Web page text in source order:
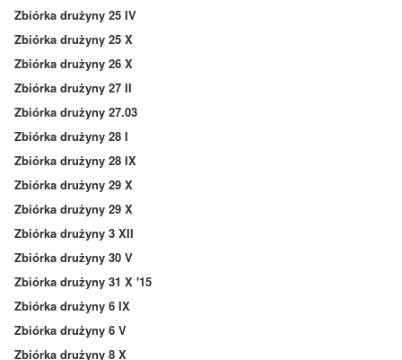
Zbiórka drużyny 25 IV
Zbiórka drużyny 25 X
Zbiórka drużyny 26 X
Zbiórka drużyny 27 II
Zbiórka drużyny 27.03
Zbiórka drużyny 28 I
Zbiórka drużyny 28 IX
Zbiórka drużyny 29 X
Zbiórka drużyny 29 X
Zbiórka drużyny 3 XII
Zbiórka drużyny 30 V
Zbiórka drużyny 31 X '15
Zbiórka drużyny 6 IX
Zbiórka drużyny 6 V
Zbiórka drużyny 8 X